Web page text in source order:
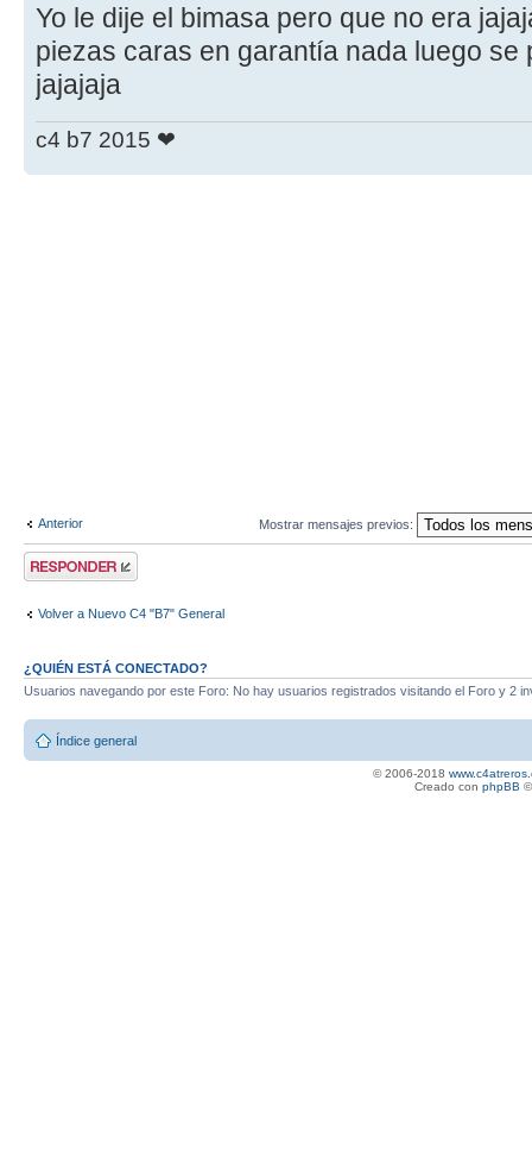
Yo le dije el bimasa pero que no era
piezas caras en garantía nada luego se
jajajaja
c4 b7 2015 ❤
Anterior Mostrar mensajes previos:
Publicar una
respuesta
Volver a Nuevo C4 "B7" General
¿QUIÉN ESTÁ CONECTADO?
Usuarios navegando por este Foro: No hay usuarios registrados visitando el Foro y 2
Índice general
© 2006-2018
Creado con phpBB